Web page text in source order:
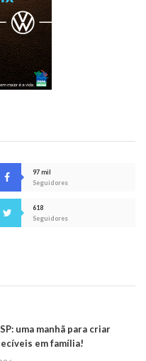
97 mil
Seguidores
618
Seguidores
uma manhã para criar
em família!